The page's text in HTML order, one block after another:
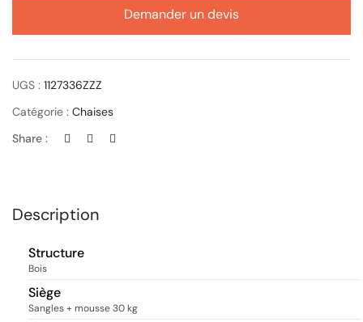
Demander un devis
UGS : 1127336ZZZ
Catégorie : Chaises
Share :
Description
Structure
Bois
Siège
Sangles + mousse 30 kg